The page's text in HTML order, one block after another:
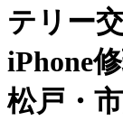
テリー
iPhone
松戸・